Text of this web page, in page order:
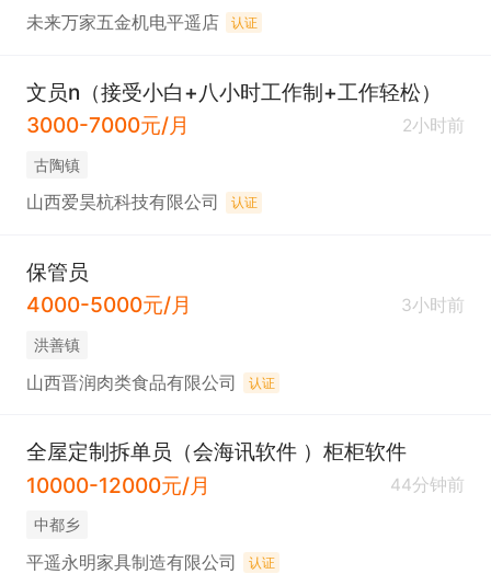
未来万家五金机电平遥店 认证
文员n（接受小白+八小时工作制+工作轻松）
3000-7000元/月
2小时前
古陶镇
山西爱昊杭科技有限公司 认证
保管员
4000-5000元/月
3小时前
洪善镇
山西晋润肉类食品有限公司 认证
全屋定制拆单员（会海讯软件 ）柜柜软件
10000-12000元/月
44分钟前
中都乡
平遥永明家具制造有限公司 认证